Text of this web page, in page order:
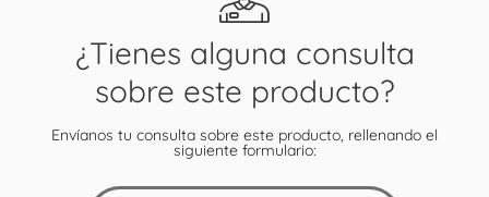
¿Tienes alguna consulta
sobre este producto?
Envíanos tu consulta sobre este producto, rellenando el
siguiente formulario: